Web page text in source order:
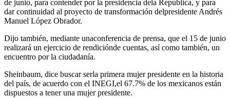
de junio, para contender por la presidencia dela República, y para
dar continuidad al proyecto de transformación delpresidente Andrés
Manuel López Obrador.
Dijo también, mediante unaconferencia de prensa, que el 15 de junio
realizará un ejercicio de rendiciónde cuentas, así como también, un
encuentro por la ciudadanía.
Sheinbaum, dice buscar serla primera mujer presidente en la historia
del país, de acuerdo con el INEGI,el 67.7% de los mexicanos están
dispuestos a tener una mujer presidente.